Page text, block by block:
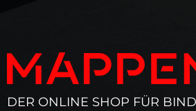
DER ONLINE SHOP FÜR